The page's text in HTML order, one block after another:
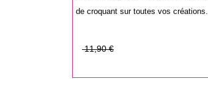
de croquant sur toutes vos créations.
Prix
11,90 €
Prix